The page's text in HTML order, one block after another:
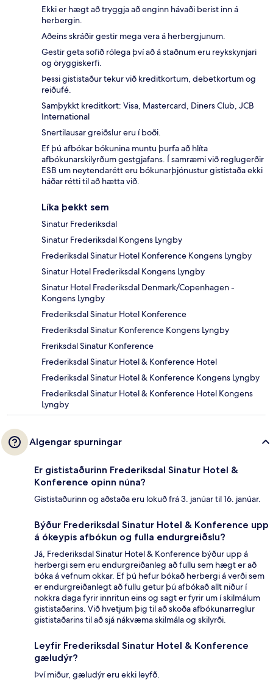
Ekki er hægt að tryggja að enginn hávaði berist inn á
herbergin.
Aðeins skráðir gestir mega vera á herbergjunum.
Gestir geta sofið rólega því að á staðnum eru reykskynjari
og öryggiskerfi.
Þessi gististaður tekur við kreditkortum, debetkortum og
reiðufé.
Samþykkt kreditkort: Visa, Mastercard, Diners Club, JCB
International
Snertilausar greiðslur eru í boði.
Ef þú afbókar bókunina muntu þurfa að hlíta
afbókunarskilyrðum gestgjafans. Í samræmi við reglugerðir
ESB um neytendarétt eru bókunarþjónustur gististaða ekki
háðar rétti til að hætta við.
Líka þekkt sem
Sinatur Frederiksdal
Sinatur Frederiksdal Kongens Lyngby
Frederiksdal Sinatur Hotel Konference Kongens Lyngby
Sinatur Hotel Frederiksdal Kongens Lyngby
Sinatur Hotel Frederiksdal Denmark/Copenhagen -
Kongens Lyngby
Frederiksdal Sinatur Hotel Konference
Frederiksdal Sinatur Konference Kongens Lyngby
Freriksdal Sinatur Konference
Frederiksdal Sinatur Hotel & Konference Hotel
Frederiksdal Sinatur Hotel & Konference Kongens Lyngby
Frederiksdal Sinatur Hotel & Konference Hotel Kongens
Lyngby
Algengar spurningar
Er gististaðurinn Frederiksdal Sinatur Hotel &
Konference opinn núna?
Gististaðurinn og aðstaða eru lokuð frá 3. janúar til 16. janúar.
Býður Frederiksdal Sinatur Hotel & Konference upp
á ókeypis afbókun og fulla endurgreiðslu?
Já, Frederiksdal Sinatur Hotel & Konference býður upp á
herbergi sem eru endurgreiðanleg að fullu sem hægt er að
bóka á vefnum okkar. Ef þú hefur bókað herbergi á verði sem
er endurgreiðanlegt að fullu getur þú afbókað allt niður í
nokkra daga fyrir innritun eins og sagt er fyrir um í skilmálum
gististaðarins. Við hvetjum þig til að skoða afbókunarreglur
gististaðarins til að sjá nákvæma skilmála og skilyrði.
Leyfir Frederiksdal Sinatur Hotel & Konference
gæludýr?
Því miður, gæludýr eru ekki leyfð.